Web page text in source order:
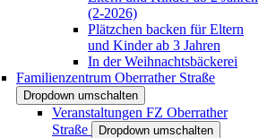
(2-2026)
Plätzchen backen für Eltern
und Kinder ab 3 Jahren
In der Weihnachtsbäckerei
Familienzentrum Oberrather Straße
Dropdown umschalten
Veranstaltungen FZ Oberrather
Straße
Dropdown umschalten